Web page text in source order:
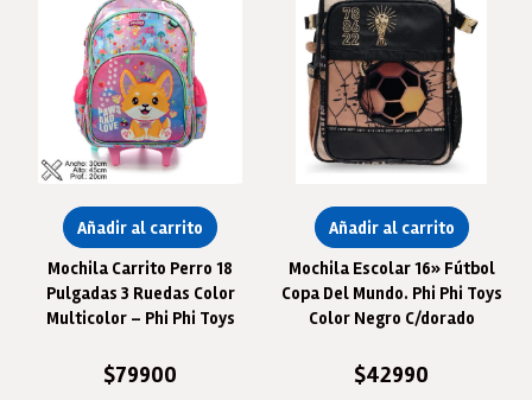
Añadir al carrito
Mochila Carrito Perro 18
Pulgadas 3 Ruedas Color
Multicolor – Phi Phi Toys
$79900
Añadir al carrito
Mochila Escolar 16» Fútbol
Copa Del Mundo. Phi Phi Toys
Color Negro C/dorado
$42990